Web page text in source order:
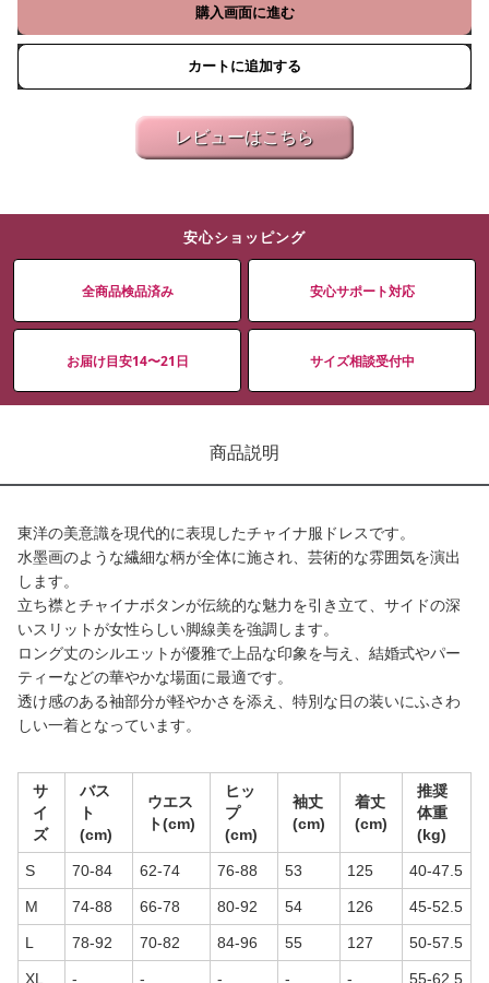
購入画面に進む
カートに追加する
レビューはこちら
安心ショッピング
全商品検品済み 安心サポート対応
お届け目安14〜21日 サイズ相談受付中
商品説明
東洋の美意識を現代的に表現したチャイナ服ドレスです。
水墨画のような繊細な柄が全体に施され、芸術的な雰囲気を演出
します。
立ち襟とチャイナボタンが伝統的な魅力を引き立て、サイドの深
いスリットが女性らしい脚線美を強調します。
ロング丈のシルエットが優雅で上品な印象を与え、結婚式やパー
ティーなどの華やかな場面に最適です。
透け感のある袖部分が軽やかさを添え、特別な日の装いにふさわ
しい一着となっています。
サ
イ
ズ
バス
ト
(cm)
ウエス
ト(cm)
ヒッ
プ
(cm)
袖丈
(cm)
着丈
(cm)
推奨
体重
(kg)
S 70-84 62-74 76-88 53 125 40-47.5
M 74-88 66-78 80-92 54 126 45-52.5
L 78-92 70-82 84-96 55 127 50-57.5
XL - - - - - 55-62.5